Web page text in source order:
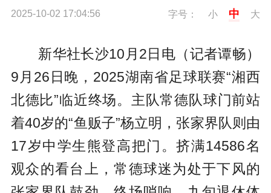
2025-10-02 17:04:56 字号： 小 中 大
新华社长沙10月2日电（记者谭畅）
9月26日晚，2025湖南省足球联赛“湘西
北德比”临近终场。主队常德队球门前站
着40岁的“鱼贩子”杨立明，张家界队则由
17岁中学生熊登高把门。挤满14586名
观众的看台上，常德球迷为处于下风的